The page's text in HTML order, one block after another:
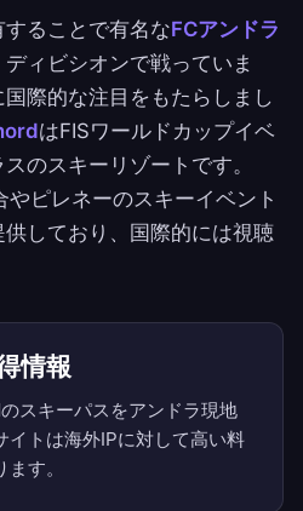
ることで有名なFCアンドラ
ィビシオンで戦っていま
際的な注目をもたらしまし
はFISワールドカップイベ
のスキーリゾートです。
ピレネーのスキーイベント
しており、国際的には視聴
情報
スキーパスをアンドラ現地
イトは海外IPに対して高い料
す。